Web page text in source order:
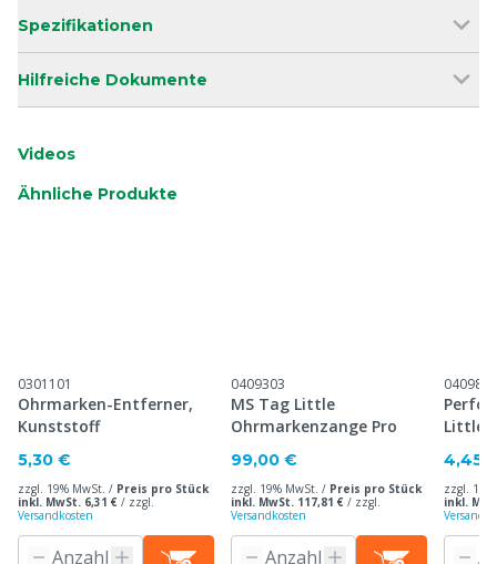
Spezifikationen
Hilfreiche Dokumente
Videos
Ähnliche Produkte
0301101
Ohrmarken-Entferner,
Kunststoff
5,30 €
zzgl. 19% MwSt. / Preis pro Stück
inkl. MwSt. 6,31 € / zzgl.
Versandkosten
0409303
MS Tag Little
Ohrmarkenzange Pro
99,00 €
zzgl. 19% MwSt. / Preis pro Stück
inkl. MwSt. 117,81 € / zzgl.
Versandkosten
0409834
Little
4,45
zzgl.
inkl.